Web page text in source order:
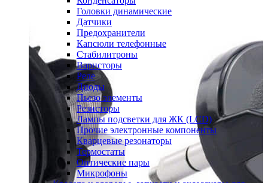
Головки динамические
Датчики
Предохранители
Капсюли телефонные
Стабилитроны
Варисторы
Реле
Диоды
Пьезо элементы
Резисторы
Лампы подсветки для ЖК (LCD)
Прочие электронные компоненты
Кварцевые резонаторы
Термостаты
Оптические пары
Микрофоны